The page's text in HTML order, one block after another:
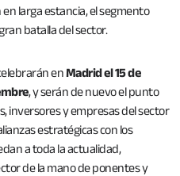
larga estancia, el segmento
batalla del sector.
enMadrid el 15 de
, y serán de nuevo el punto
inversores y empresas del sector
estratégicas con los
a toda la actualidad,
de la mano de ponentes y